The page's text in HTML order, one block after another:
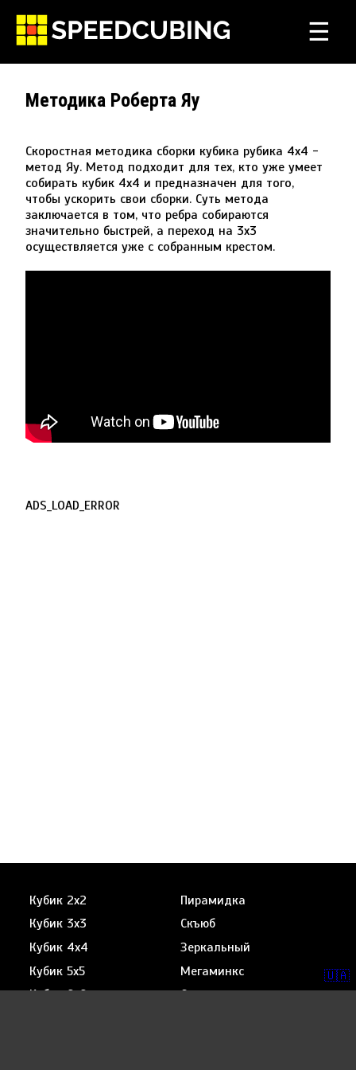
☰
Методика Роберта Яу
Скоростная методика сборки кубика рубика 4х4 -
метод Яу. Метод подходит для тех, кто уже умеет
собирать кубик 4х4 и предназначен для того,
чтобы ускорить свои сборки. Суть метода
заключается в том, что ребра собираются
значительно быстрей, а переход на 3х3
осуществляется уже с собранным крестом.
ADS_LOAD_ERROR
Кубик 2x2
Кубик 3x3
Кубик 4x4
Кубик 5x5
Кубик 6x6
Пирамидка
Скъюб
Зеркальный
Мегаминкс
Скваер
🇺🇦